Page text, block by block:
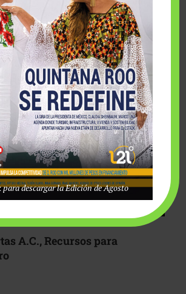
y Make-A-Wish México unieron
realidad el deseo de una …
A.C., Recursos para
descargar la Edición de Agosto